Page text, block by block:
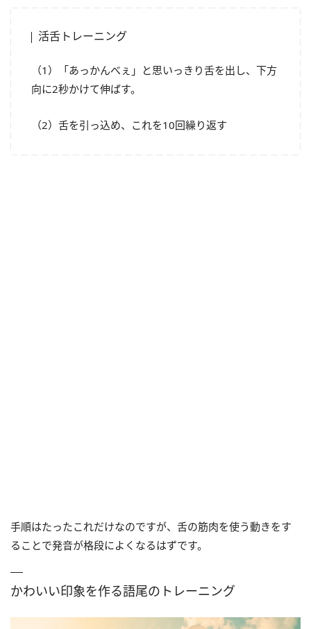
活舌トレーニング
（1）「あっかんべぇ」と思いっきり舌を出し、下方
向に2秒かけて伸ばす。
（2）舌を引っ込め、これを10回繰り返す
手順はたったこれだけなのですが、舌の筋肉を使う動きをす
ることで発音が格段によくなるはずです。
かわいい印象を作る語尾のトレーニング